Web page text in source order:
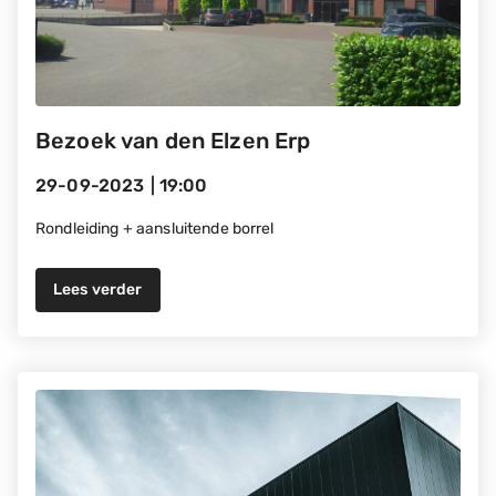
Bezoek van den Elzen Erp
29-09-2023 19:00
Rondleiding + aansluitende borrel
Lees verder